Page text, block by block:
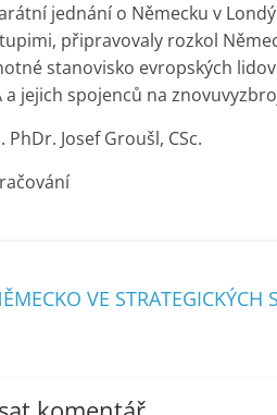
jednání o Německu v
připravovaly rozkol
stanovisko evropských
a jejich spojenců na
PhDr. Josef Groušl, CSc.
VE STRATEGICKÝCH